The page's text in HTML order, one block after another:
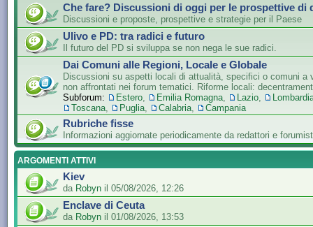
Che fare? Discussioni di oggi per le prospettive di
Discussioni e proposte, prospettive e strategie per il Paese
Ulivo e PD: tra radici e futuro
Il futuro del PD si sviluppa se non nega le sue radici.
Dai Comuni alle Regioni, Locale e Globale
Discussioni su aspetti locali di attualità, specifici o comuni a
non affrontati nei forum tematici. Riforme locali:
Subforum:
Estero, Emilia Romagna, Lazio,
Toscana, Puglia, Calabria, Campania
Rubriche fisse
Informazioni aggiornate periodicamente da redattori e
ARGOMENTI ATTIVI
Kiev
da Robyn il 05/08/2026, 12:26
Enclave di Ceuta
da Robyn il 01/08/2026, 13:53